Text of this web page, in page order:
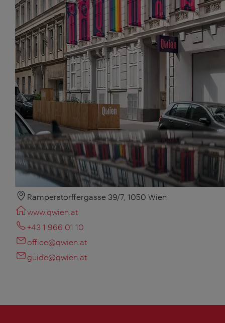
Ramperstorffergasse 39/7, 1050 Wien
www.qwien.at
+43 1 966 01 10
office@qwien.at
guide@qwien.at